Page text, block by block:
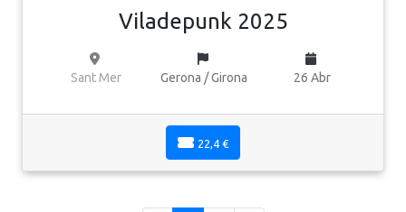
Viladepunk 2025
Sant Mer Gerona / Girona 26 Abr
22,4 €